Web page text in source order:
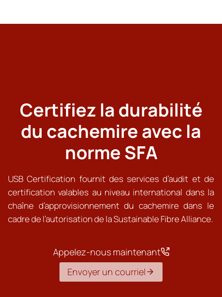
Certifiez la durabilité
du cachemire avec la
norme SFA
USB Certification fournit des services d’audit et de
certification valables au niveau international dans la
chaîne d’approvisionnement du cachemire dans le
cadre de l’autorisation de la Sustainable Fibre Alliance.
Appelez-nous maintenant
Envoyer un courriel